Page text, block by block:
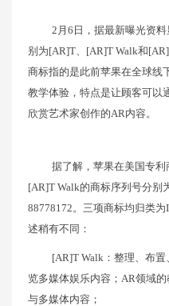
2月6日，据最新曝光资
别为[AR]T、[AR]T Walk和
商标指的是此前苹果在全球线
教学体验，特点是让顾客可以
欣赏艺术家创作的AR内容。
据了解，苹果在美国专利
[AR]T Walk的商标序列号分别
88778172。三项商标均归类
述稍有不同：
[AR]T Walk：整理、布
览多媒体娱乐内容；AR领域
与多媒体内容；